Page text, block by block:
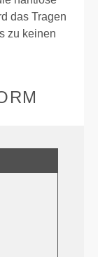
das Tragen
zu keinen